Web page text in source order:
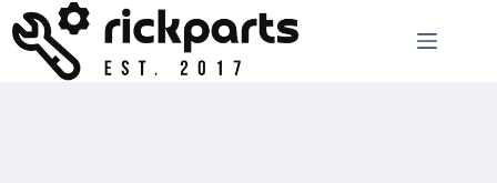
naar
de
inhoud